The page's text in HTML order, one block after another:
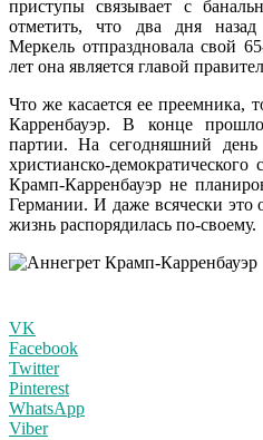
приступы связывает с
отметить, что два дня
Меркель отпраздновала свой
лет она является главой
Что же касается ее преемника,
Карренбауэр. В конце
партии. На сегодняшний день
христианско-
Крамп-Карренбауэр не
Германии. И даже всячески это
жизнь распорядилась по-своему.
VK
Facebook
Twitter
Pinterest
WhatsApp
Viber